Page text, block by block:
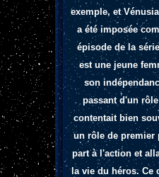
exemple, et
a été imposée
épisode de la
est une jeune
son
passant d'un
contentait bien
un rôle de premier
part à l'action et
la vie du héros. Ce